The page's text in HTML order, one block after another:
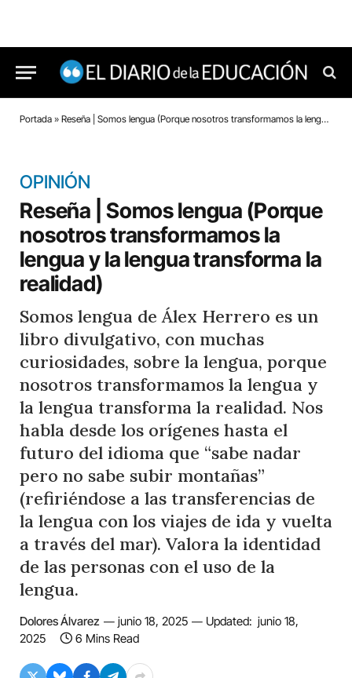
Portada » Reseña | Somos lengua (Porque nosotros transformamos la lengua y la lengua transforma la realidad)
OPINIÓN
Reseña | Somos lengua (Porque
nosotros transformamos la
lengua y la lengua transforma la
realidad)
Somos lengua de Álex Herrero es un
libro divulgativo, con muchas
curiosidades, sobre la lengua, porque
nosotros transformamos la lengua y
la lengua transforma la realidad. Nos
habla desde los orígenes hasta el
futuro del idioma que “sabe nadar
pero no sabe subir montañas”
(refiriéndose a las transferencias de
la lengua con los viajes de ida y vuelta
a través del mar). Valora la identidad
de las personas con el uso de la
lengua.
Dolores Álvarez junio 18, 2025 Updated: junio 18,
2025
6 Mins Read